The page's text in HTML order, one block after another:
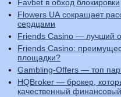
Favbet в обход блокировки
Flowers UA сокращает
сердцами
Friends Casino — лучший
Friends Casino:
площадки?
Gambling-Offers — топ
HQBroker — брокер,
качественный